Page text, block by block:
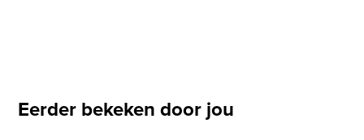
Eerder bekeken door jou